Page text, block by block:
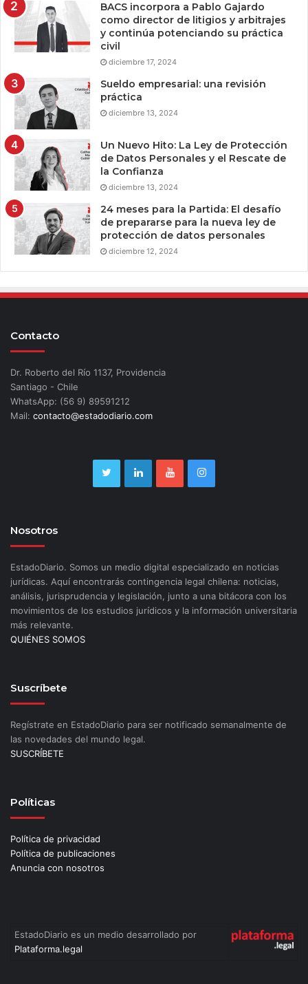
BACS incorpora a Pablo Gajardo
como director de litigios y arbitrajes
y continúa potenciando su práctica
civil
diciembre 17, 2024
Sueldo empresarial: una revisión
práctica
diciembre 13, 2024
Un Nuevo Hito: La Ley de Protección
de Datos Personales y el Rescate de
la Confianza
diciembre 13, 2024
24 meses para la Partida: El desafío
de prepararse para la nueva ley de
protección de datos personales
diciembre 12, 2024
Contacto
Dr. Roberto del Río 1137, Providencia
Santiago - Chile
WhatsApp: (56 9) 89591212
Mail: contacto@estadodiario.com
Nosotros
EstadoDiario. Somos un medio digital especializado en noticias
jurídicas. Aquí encontrarás contingencia legal chilena: noticias,
análisis, jurisprudencia y legislación, junto a una bitácora con los
movimientos de los estudios jurídicos y la información universitaria
más relevante.
QUIÉNES SOMOS
Suscríbete
Regístrate en EstadoDiario para ser notificado semanalmente de
las novedades del mundo legal.
SUSCRÍBETE
Políticas
Política de privacidad
Política de publicaciones
Anuncia con nosotros
EstadoDiario es un medio desarrollado por
Plataforma.legal